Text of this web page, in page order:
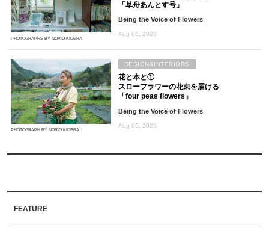
PHOTOGRAPHS BY NORIO KIDERA
「草舟あんとす号」
Being the Voice of Flowers
Aug 06, 2026
PHOTOGRAPH BY NORIO KIDERA
花と本と①
スローフラワーの花束を届ける
「four peas flowers」
Being the Voice of Flowers
Aug 05, 2026
DESIGN&INTERIORS
FEATURE